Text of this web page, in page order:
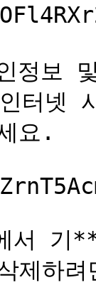
보
넷
요.
기
제